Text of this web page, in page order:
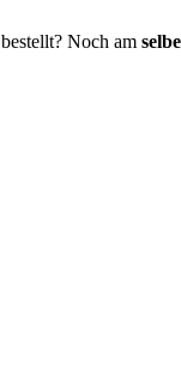
bestellt? Noch am